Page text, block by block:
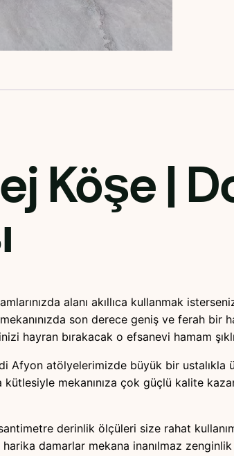
Köşe|
alanı akıllıca kullanmak
son derece geniş ve ferah bir
hayran bırakacak o efsanevi hamam
Afyon atölyelerimizde büyük bir
mekanınıza çok güçlü kalite
derinlik ölçüleri size rahat
damarlar mekana inanılmaz